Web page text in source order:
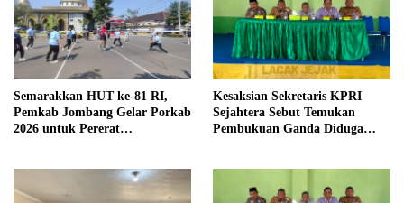
Semarakkan HUT ke-81 RI,
Pemkab Jombang Gelar Porkab
2026 untuk Pererat
Kesaksian Sekretaris KPRI
Sejahtera Sebut Temukan
Pembukuan Ganda Diduga